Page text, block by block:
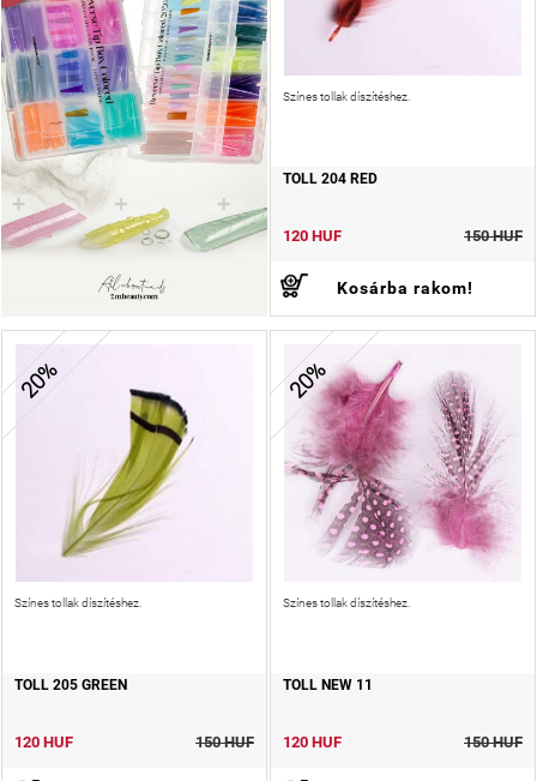
Színes tollak díszítéshez.
TOLL 204 RED
120 HUF 150 HUF
Kosárba rakom!
20%
Színes tollak díszítéshez.
TOLL 205 GREEN
120 HUF 150 HUF
20%
Színes tollak díszítéshez.
TOLL NEW 11
120 HUF 150 HUF